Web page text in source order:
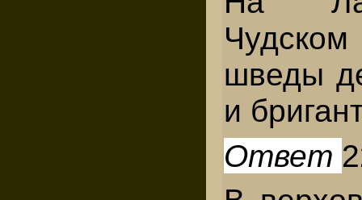
шведы
и
Ответ